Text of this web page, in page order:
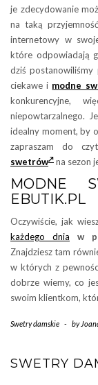
je zdecydowanie
na taką
internetowy w
które odpowiadają
dziś postanowiliśmy
ciekawe i modne
konkurencyjne,
niepowtarzalnego.
idealny moment, by
zapraszam do
swetrów
na sezon
MODNE
EBUTIK.PL
Oczywiście, jak
każdego dnia
w
Znajdziesz tam
w których z
dobrze wiemy, co
swoim klientkom,
Swetry damskie - by
SWETRY